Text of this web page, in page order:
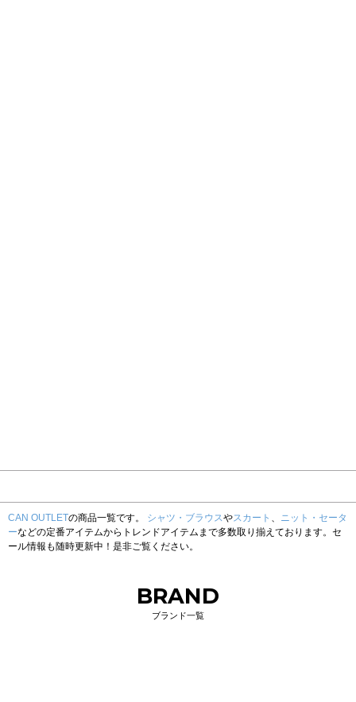
CAN OUTLETの商品一覧です。 シャツ・ブラウスやスカート 、 ニット・セータ
ーなどの定番アイテムからトレンドアイテムまで多数取り揃えております。セ
ール情報も随時更新中！是非ご覧ください。
BRAND
ブランド一覧